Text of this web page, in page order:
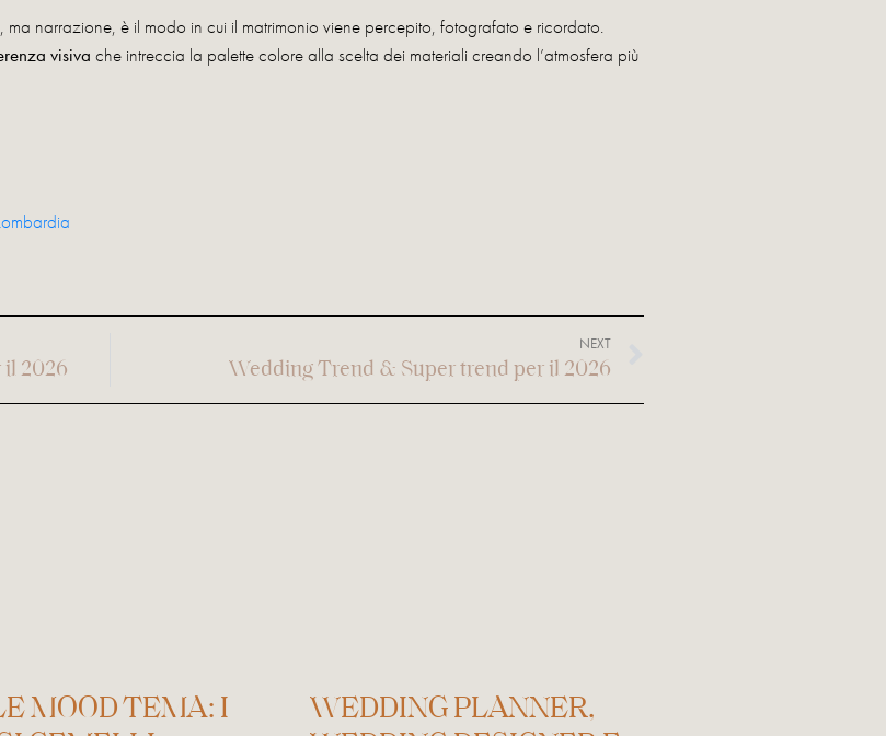
ma narrazione, è il modo in cui il matrimonio viene percepito, fotografato e ricordato.
visiva che intreccia la palette colore alla scelta dei materiali creando l’atmosfera più
il 2026
NEXT
Wedding Trend & Super trend per il 2026
MOOD TEMA: I
WEDDING PLANNER,